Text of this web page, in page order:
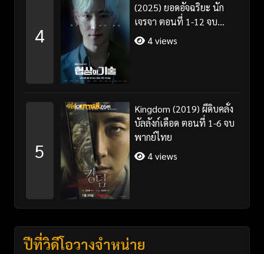
4
(2025) ยอดอัจฉริยะ นัก
เจรจา ตอนที่ 1-12 จบ
พากย์ไทย/ซับไทย
4 views
5
Kingdom (2019) ผีดิบคลั่ง
บัลลังก์เดือด ตอนที่ 1-6 จบ
พากย์ไทย
4 views
ปีที่วิดีโอวางจำหน่าย